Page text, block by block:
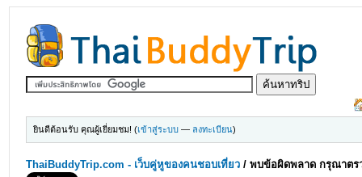
ยินดีต้อนรับ คุณผู้เยี่ยมชม! (เข้าสู่ระบบ — ลงทะเบียน)
ThaiBuddyTrip.com - เว็บคู่หูของคนชอบเที่ยว /พบข้อผิดพลาด กรุณาตร